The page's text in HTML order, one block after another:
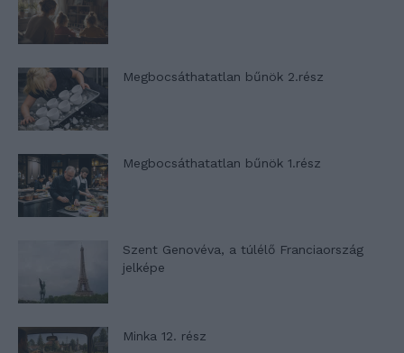
Megbocsáthatatlan bűnök 2.rész
Megbocsáthatatlan bűnök 1.rész
Szent Genovéva, a túlélő Franciaország
jelképe
Minka 12. rész